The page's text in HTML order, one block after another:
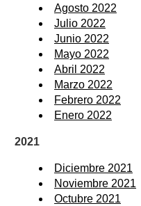
Agosto 2022
Julio 2022
Junio 2022
Mayo 2022
Abril 2022
Marzo 2022
Febrero 2022
Enero 2022
2021
Diciembre 2021
Noviembre 2021
Octubre 2021